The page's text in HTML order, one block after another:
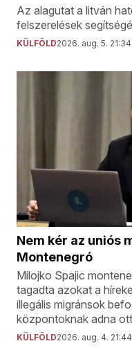
Az alagutat a litván
felszerelések
KÜLFÖLD2026. aug. 5. 21:34
Nem kér az uniós
Montenegró
Milojko Spajic
tagadta azokat a
illegális migránsok
központoknak adna
KÜLFÖLD2026. aug. 4. 21:44